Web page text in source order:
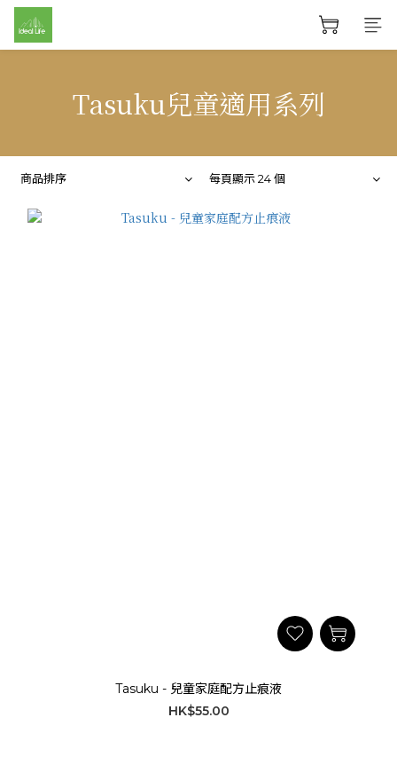
Tasuku兒童適用系列
商品排序 每頁顯示 24 個
Tasuku - 兒童家庭配方止痕液
HK$55.00